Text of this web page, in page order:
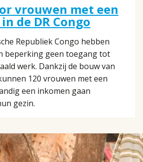
vrouwen met een
de DR Congo
Republiek Congo hebben
beperking geen toegang tot
werk. Dankzij de bouw van
120 vrouwen met een
een inkomen gaan
gezin.